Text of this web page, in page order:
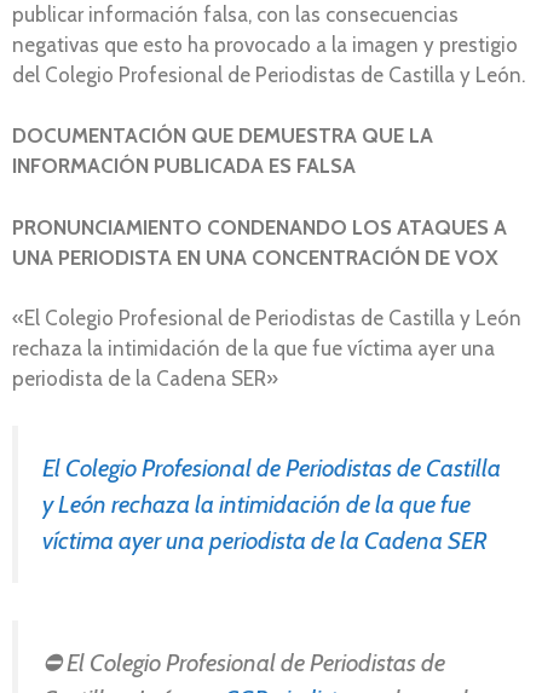
publicar información falsa, con las consecuencias
negativas que esto ha provocado a la imagen y prestigio
del Colegio Profesional de Periodistas de Castilla y León.
DOCUMENTACIÓN QUE DEMUESTRA QUE LA
INFORMACIÓN PUBLICADA ES FALSA
PRONUNCIAMIENTO CONDENANDO LOS ATAQUES A
UNA PERIODISTA EN UNA CONCENTRACIÓN DE VOX
«El Colegio Profesional de Periodistas de Castilla y León
rechaza la intimidación de la que fue víctima ayer una
periodista de la Cadena SER»
El Colegio Profesional de Periodistas de Castilla
y León rechaza la intimidación de la que fue
víctima ayer una periodista de la Cadena SER
⛔️ El Colegio Profesional de Periodistas de